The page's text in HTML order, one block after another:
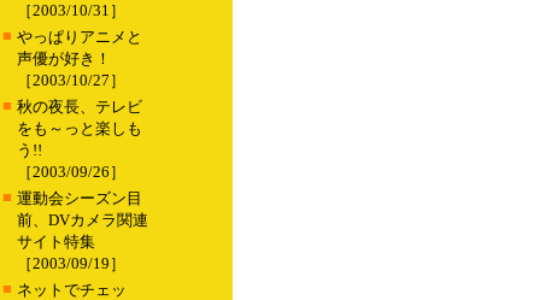
［2003/10/31］
■ やっぱりアニメと
声優が好き！
［2003/10/27］
■ 秋の夜長、テレビ
をも～っと楽しも
う!!
［2003/09/26］
■ 運動会シーズン目
前、DVカメラ関連
サイト特集
［2003/09/19］
■ ネットでチェッ